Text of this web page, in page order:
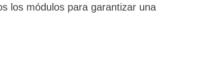
los módulos para garantizar una